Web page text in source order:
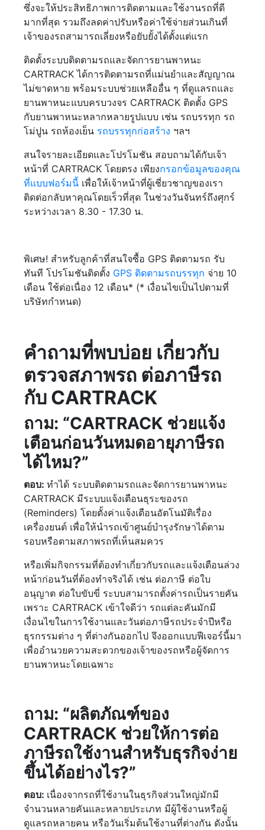
ซึ่งจะให้ประสิทธิภาพการติดตามและใช้งานรถที่ดี
มากที่สุด รวมถึงลดค่าปรับหรือค่าใช้จ่ายส่วนเกินที่
เจ้าของรถสามารถเลี่ยงหรือยับยั้งได้ตั้งแต่แรก
ติดตั้งระบบติดตามรถและจัดการยานพาหนะ
CARTRACK ได้การติดตามรถที่แม่นยำและสัญญาณ
ไม่ขาดหาย พร้อมระบบช่วยเหลืออื่น ๆ ที่ดูแลรถและ
ยานพาหนะแบบครบวงจร CARTRACK ติดตั้ง GPS
กับยานพาหนะหลากหลายรูปแบบ เช่น รถบรรทุก รถ
โม่ปูน รถห้องเย็น รถบรรทุกก่อสร้าง ฯลฯ
สนใจรายละเอียดและโปรโมชัน สอบถามได้กับเจ้า
หน้าที่ CARTRACK โดยตรง เพียงกรอกข้อมูลของคุณ
ที่แบบฟอร์มนี้ เพื่อให้เจ้าหน้าที่ผู้เชี่ยวชาญของเรา
ติดต่อกลับหาคุณโดยเร็วที่สุด ในช่วงวันจันทร์ถึงศุกร์
ระหว่างเวลา 8.30 - 17.30 น.
พิเศษ! สำหรับลูกค้าที่สนใจซื้อ GPS ติดตามรถ รับ
ทันที โปรโมชันติดตั้ง GPS ติดตามรถบรรทุก จ่าย 10
เดือน ใช้ต่อเนื่อง 12 เดือน* (* เงื่อนไขเป็นไปตามที่
บริษัทกำหนด)
คำถามที่พบบ่อย เกี่ยวกับ
ตรวจสภาพรถ ต่อภาษีรถ
กับ CARTRACK
ถาม: “CARTRACK ช่วยแจ้ง
เตือนก่อนวันหมดอายุภาษีรถ
ได้ไหม?”
ตอบ: ทำได้ ระบบติดตามรถและจัดการยานพาหนะ
CARTRACK มีระบบแจ้งเตือนธุระของรถ
(Reminders) โดยตั้งค่าแจ้งเตือนอัตโนมัติเรื่อง
เครื่องยนต์ เพื่อให้นำรถเข้าศูนย์บำรุงรักษาได้ตาม
รอบหรือตามสภาพรถที่เห็นสมควร
หรือเพิ่มกิจกรรมที่ต้องทำเกี่ยวกับรถและแจ้งเตือนล่วง
หน้าก่อนวันที่ต้องทำจริงได้ เช่น ต่อภาษี ต่อใบ
อนุญาต ต่อใบขับขี่ ระบบสามารถตั้งค่ารถเป็นรายคัน
เพราะ CARTRACK เข้าใจดีว่า รถแต่ละคันมักมี
เงื่อนไขในการใช้งานและวันต่อภาษีรถประจำปีหรือ
ธุรกรรมต่าง ๆ ที่ต่างกันออกไป จึงออกแบบฟีเจอร์นี้มา
เพื่ออำนวยความสะดวกของเจ้าของรถหรือผู้จัดการ
ยานพาหนะโดยเฉพาะ
ถาม: “ผลิตภัณฑ์ของ
CARTRACK ช่วยให้การต่อ
ภาษีรถใช้งานสำหรับธุรกิจง่าย
ขึ้นได้อย่างไร?”
ตอบ: เนื่องจากรถที่ใช้งานในธุรกิจส่วนใหญ่มักมี
จำนวนหลายคันและหลายประเภท มีผู้ใช้งานหรือผู้
ดูแลรถหลายคน หรือวันเริ่มต้นใช้งานที่ต่างกัน ดังนั้น